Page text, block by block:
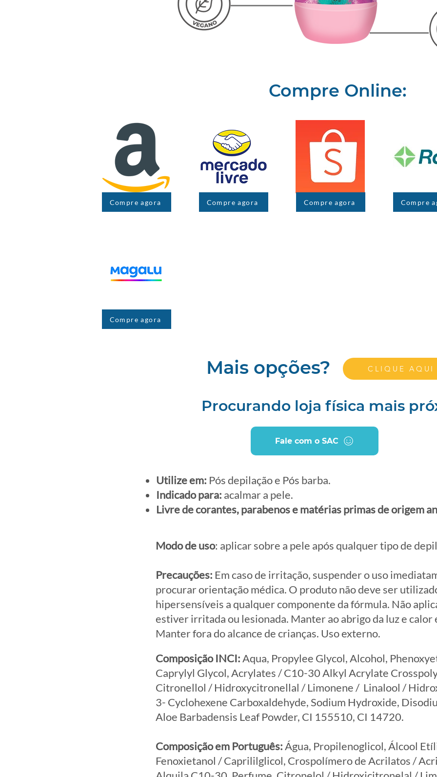
Compre Online:
Compre agora Compre agora Compre agora Compre
Compre agora
Mais opções? CLIQUE AQUI
Procurando loja física mais
Fale com o SAC
Utilize em: Pós depilação e Pós barba.
Indicado para: acalmar a pele.
Livre de corantes, parabenos e matérias primas de origem
Modo de uso: aplicar sobre a pele após qualquer tipo de
Precauções: Em caso de irritação, suspender o uso
procurar orientação médica. O produto não deve ser
hipersensíveis a qualquer componente da fórmula. Não
estiver irritada ou lesionada. Manter ao abrigo da luz e calor
Manter fora do alcance de crianças. Uso externo.
Composição INCI:Aqua, Propylee Glycol, Alcohol,
Caprylyl Glycol, Acrylates / C10-30 Alkyl Acrylate
Citronellol / Hidroxycitronellal / Limonene / Linalool /
3- Cyclohexene Carboxaldehyde, Sodium Hydroxide,
Aloe Barbadensis Leaf Powder, CI 155510, CI 14720.
Composição em Português:Água, Propilenoglicol, Álcool
Fenoxietanol / Caprililglicol, Crospolímero de Acrilatos /